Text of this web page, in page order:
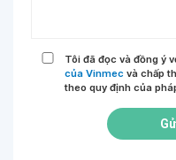
Tôi đã đọc và đồng ý
của Vinmec và chấp
theo quy định của